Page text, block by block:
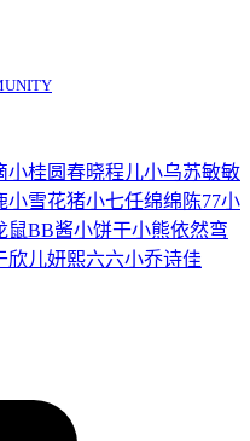
小桂圆春晓程儿小乌苏敏敏
小雪花猪小七任绵绵 陈77小
鼠BB酱小饼干小熊依然弯
欣儿妍熙六六小乔诗佳